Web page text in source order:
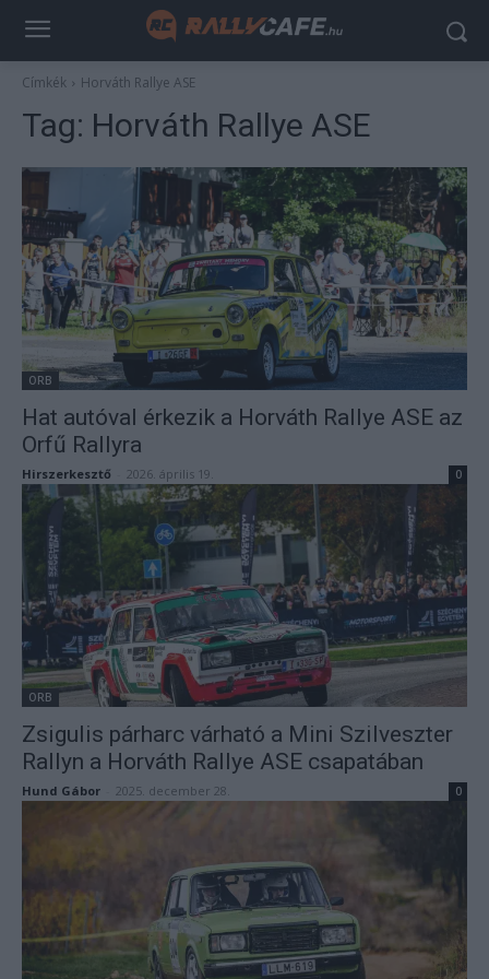
Címkék Horváth Rallye ASE
Tag: Horváth Rallye ASE
ORB
Hat autóval érkezik a Horváth Rallye ASE az
Orfű Rallyra
Hirszerkesztő 2026. április 19. 0
ORB
Zsigulis párharc várható a Mini Szilveszter
Rallyn a Horváth Rallye ASE csapatában
Hund Gábor 2025. december 28. 0